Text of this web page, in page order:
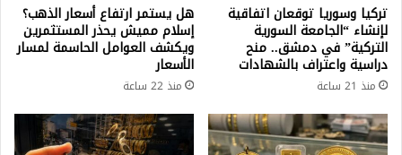
تركيا وسوريا توقعان اتفاقية
لإنشاء “الجامعة السورية
التركية” في دمشق.. منح
دراسية واعتراف بالشهادات
منذ 21 ساعة
هل يستمر ارتفاع أسعار الذهب؟
إسلام مميش يحذر المستثمرين
ويكشف العوامل الحاسمة لمسار
الأسعار
منذ 22 ساعة